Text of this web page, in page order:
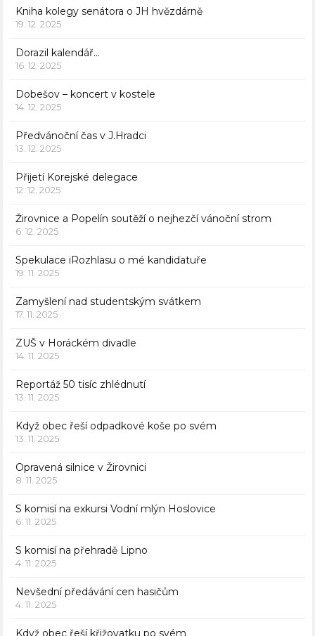
Kniha kolegy senátora o JH hvězdárně
19. 12. 2025
Dorazil kalendář…
16. 12. 2025
Dobešov – koncert v kostele
14. 12. 2025
Předvánoční čas v J.Hradci
13. 12. 2025
Přijetí Korejské delegace
12. 12. 2025
Žirovnice a Popelín soutěží o nejhezčí vánoční strom
6. 12. 2025
Spekulace iRozhlasu o mé kandidatuře
19. 11. 2025
Zamyšlení nad studentským svátkem
17. 11. 2025
ZUŠ v Horáckém divadle
14. 11. 2025
Reportáž 50 tisíc zhlédnutí
13. 11. 2025
Když obec řeší odpadkové koše po svém
13. 11. 2025
Opravená silnice v Žirovnici
8. 11. 2025
S komisí na exkursi Vodní mlýn Hoslovice
6. 11. 2025
S komisí na přehradě Lipno
4. 11. 2025
Nevšední předávání cen hasičům
4. 11. 2025
Když obec řeší křižovatku po svém